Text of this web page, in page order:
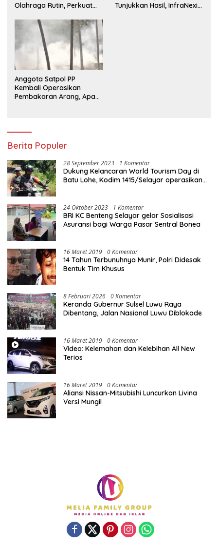
Olahraga Rutin, Perkuat
Kerja Sehat
Tunjukkan Hasil, InfraNexia
Anggota Satpol PP
Kembali Operasikan
Pembakaran Arang, Apa
Berita Populer
28 September 2023 1 Komentar
Dukung Kelancaran World Tourism Day di
Batu Lohe, Kodim 1415/Selayar operasikan
24 Oktober 2023 1 Komentar
BRI KC Benteng Selayar gelar Sosialisasi
Asuransi bagi Warga Pasar Sentral Bonea
16 Maret 2019 0 Komentar
14 Tahun Terbunuhnya Munir, Polri Didesak
Bentuk Tim Khusus
8 Februari 2026 0 Komentar
Keranda Gubernur Sulsel Luwu Raya
Dibentang, Jalan Nasional Luwu Diblokade
16 Maret 2019 0 Komentar
Video: Kelemahan dan Kelebihan All New
Terios
16 Maret 2019 0 Komentar
Aliansi Nissan-Mitsubishi Luncurkan Livina
Versi Mungil